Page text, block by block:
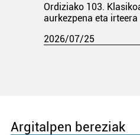
Ordiziako 103.
aurkezpena eta irteera
2026/07/25
Argitalpen bereziak